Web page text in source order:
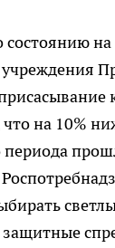
на
что на 10%
периода
защитные